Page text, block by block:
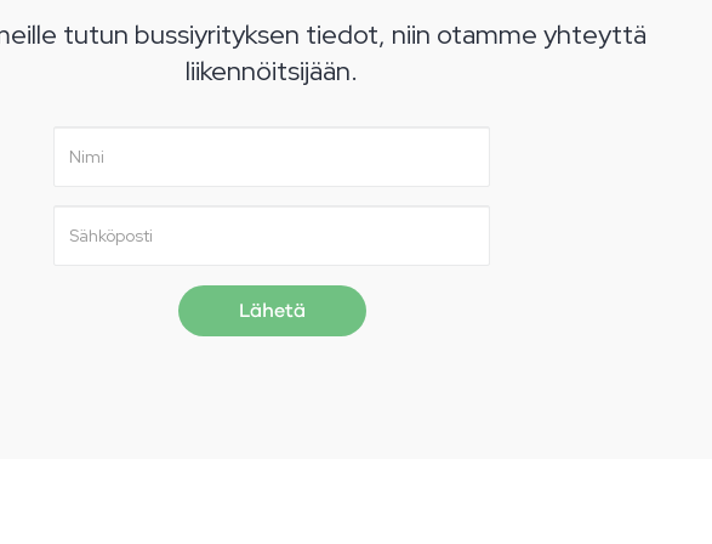
tutun bussiyrityksen tiedot, niin otamme yhteyttä
liikennöitsijään.